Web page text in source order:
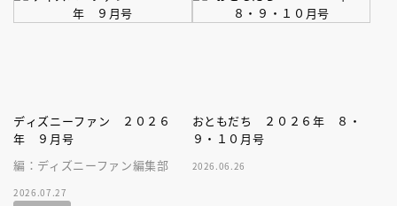
ディズニーファン ２０２６
年 ９月号
編：ディズニーファン編集部
2026.07.27
おともだち ２０２６年 ８・
９・１０月号
2026.06.26